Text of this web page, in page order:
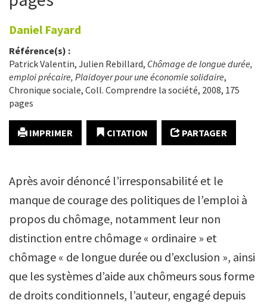
Daniel Fayard
Référence(s) :
Patrick Valentin, Julien Rebillard, Chômage de longue durée,
emploi précaire, Plaidoyer pour une économie solidaire,
Chronique sociale, Coll. Comprendre la société, 2008, 175
pages
IMPRIMER CITATION PARTAGER
Après avoir dénoncé l’irresponsabilité et le
manque de courage des politiques de l’emploi à
propos du chômage, notamment leur non
distinction entre chômage « ordinaire » et
chômage « de longue durée ou d’exclusion », ainsi
que les systèmes d’aide aux chômeurs sous forme
de droits conditionnels, l’auteur, engagé depuis